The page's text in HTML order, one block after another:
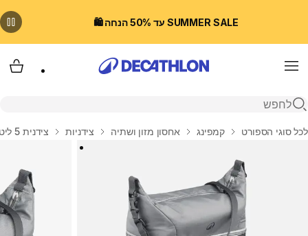
SUMMER SALE עד 50% הנחה 🛍️
Menu
פתיחת חיפוש
בית
לכל סוגי הספורט קמפינג אחסון מזון ושתיה צידניות צידנית 5 ליטר עם מיכל פלסטיק 1 ליטר לטיולים - אפור